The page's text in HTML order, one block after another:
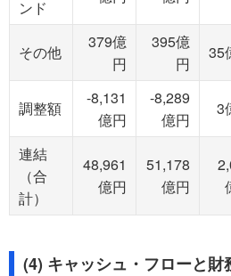
ンド
その他
379億
円
395億
円
35
調整額
-8,131
億円
-8,289
億円
3
連結
（合
計）
48,961
億円
51,178
億円
(4) キャッシュ・フローと財